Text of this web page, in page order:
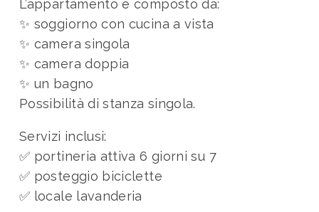
L’appartamento è composto da:
✨ soggiorno con cucina a vista
✨ camera singola
✨ camera doppia
✨ un bagno
Possibilità di stanza singola.
Servizi inclusi:
✅ portineria attiva 6 giorni su 7
✅ posteggio biciclette
✅ locale lavanderia